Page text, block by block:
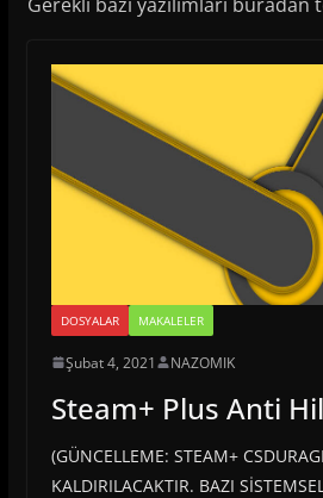
DOSYALAR MAKALELER
Şubat 4, 2021 NAZOMIK
Steam+ Plus Anti
(GÜNCELLEME: STEAM+
KALDIRILACAKTIR. BAZI